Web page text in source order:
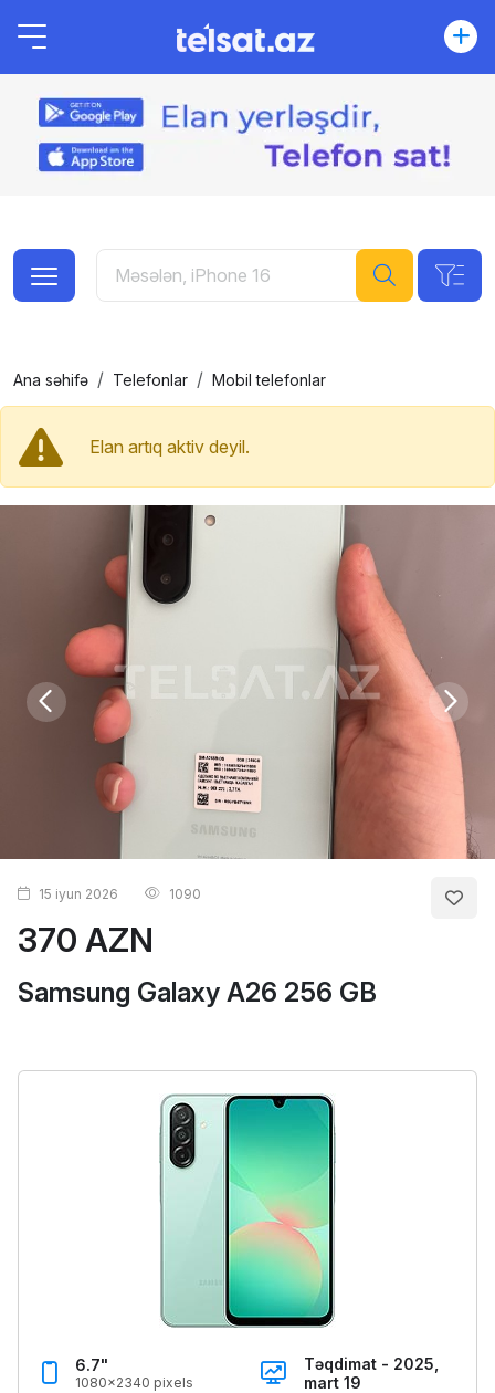
Ana səhifə Telefonlar Mobil telefonlar
Elan artıq aktiv deyil.
370 AZN
Samsung Galaxy A26 256 GB
15 iyun 2026 1090
6.7"
1080x2340 pixels
Təqdimat - 2025,
mart 19